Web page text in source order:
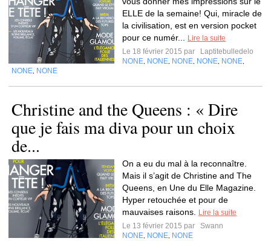
ELLE de la semaine! Qui, miracle de
la civilisation, est en version pocket
pour ce numér...
Lire la suite
Le 18 février 2015 par
Laptitebulledelo
NONE NONE NONE NONE NONE
NONE NONE
Christine and the Queens : « Dire
que je fais ma diva pour un choix
de...
On a eu du mal à la reconnaître.
Mais il s’agit de Christine and The
Queens, en Une du Elle Magazine.
Hyper retouchée et pour de
mauvaises raisons.
Lire la suite
Le 13 février 2015 par
Swann
NONE NONE NONE